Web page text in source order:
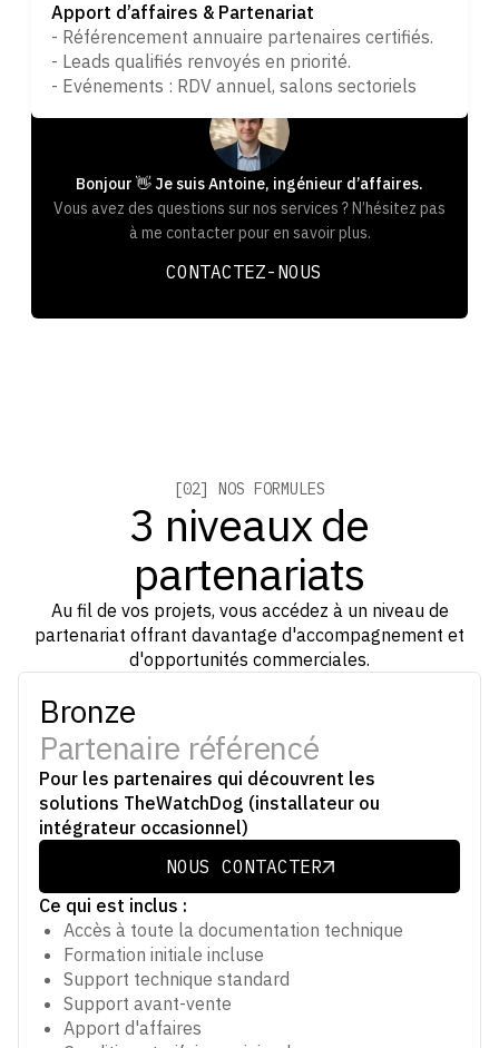
Apport d’affaires & Partenariat
- Référencement annuaire partenaires certifiés.
- Leads qualifiés renvoyés en priorité.
- Evénements : RDV annuel, salons sectoriels
Bonjour 👋 Je suis Antoine, ingénieur d’affaires.
Vous avez des questions sur nos services ? N’hésitez pas
à me contacter pour en savoir plus.
CONTACTEZ-NOUS
[02] NOS FORMULES
3 niveaux de
partenariats
Au fil de vos projets, vous accédez à un niveau de
partenariat offrant davantage d'accompagnement et
d'opportunités commerciales.
Bronze
Partenaire référencé
Pour les partenaires qui découvrent les
solutions TheWatchDog (installateur ou
intégrateur occasionnel)
NOUS CONTACTER
NOUS CONTACTER
Ce qui est inclus :
Accès à toute la documentation technique
Formation initiale incluse
Support technique standard
Support avant-vente
Apport d'affaires